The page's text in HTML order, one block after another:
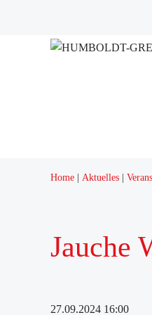
Home Aktuelles
Jauche
27.09.2024 16:00